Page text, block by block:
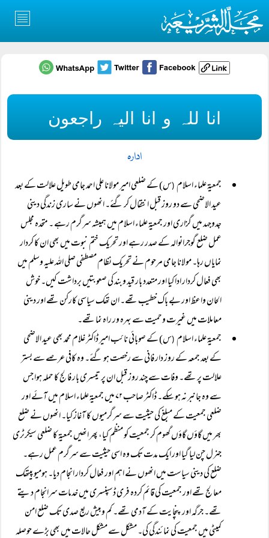
انا للہ و انا الیہ راجعون
ادارہ
جمعیۃ علماء اسلام (س) کے ضلعی امیر مولانا علی احمد جامی طویل علالت کے بعد
عید الاضحی سے دو روز قبل انتقال کر گئے۔ انھوں نے ساری زندگی دینی
جدوجہد میں گزاری اور جمعیۃ علماء اسلام میں ہمیشہ سرگرم رہے ۔ متحدہ مجلس
عمل ضلع گوجرانوالہ کے صدر رہے اور تحریک ختم نبوت میں بھی ان کا کردار
نمایاں رہا۔ مولانا جامی مرحوم نے تحریک نظام مصطفی صلی اللہ علیہ وسلم میں
بھی فعال کردار ادا کیا اور متعدد بار قید وبند کی صعوبتیں برداشت کیں۔ خوش
الحان واعظ اور بے باک خطیب تھے۔ ان تھک سیاسی کارکن تھے اور دینی
معاملات میں غیرت وحمیت سے بہرہ ور راہ نما تھے۔
جمعیۃ علماء اسلام (س) کے صوبائی نائب امیر ڈاکٹر غلام محمد بھی عید الاضحی
کے بعد جمعہ کے روز دار فانی سے رخصت ہو گئے۔ وہ کافی عرصے سے بستر
علالت پر تھے۔ وفات سے چند روز قبل ان پر تیسری بار فالج کا حملہ ہوا جس
سے وہ جانبر نہ ہو سکے۔ ڈاکٹر صاحب ۷۲ میں جمعیۃ علماء اسلام میں آئے اور
ضلعی جمعیت کے مبلغ کی حیثیت سے سرگرمیوں کا آغاز کیا۔ انھوں نے ضلع
بھر میں گاؤں گاؤں گھوم کر جمعیت کو منظم کیا، پھر انھیں جمعیۃ کا ضلعی سیکرٹری
جنرل چن لیا گیا اور ایک مدت تک وہ اسی حیثیت سے سرگرم عمل رہے۔
ضلع کی دینی سیاست میں انھوں نے اہم اور فعال کردار انجام دیا۔ ہومیو پیتھک
معالج تھے اور جمعیت کی قائم کردہ فری ڈسپنسری میں خدمات سرانجام دیتے
تھے۔ جرگہ اور پنچایت کے آدمی تھے۔ کم وبیش ربع صدی تک ضلع امن
کمیٹی میں جمعیت کی نمائندگی کی۔ مشکل سے مشکل حالات میں بھی بڑے حوصلہ